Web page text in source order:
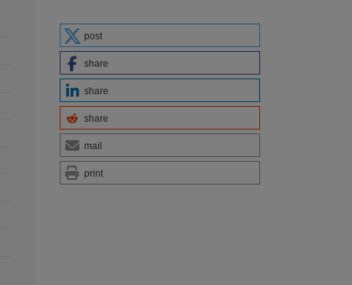
post
share
share
share
mail
print